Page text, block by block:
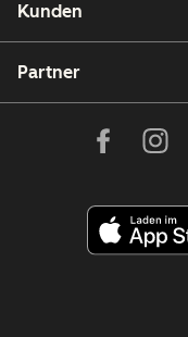
Kunden
Partner